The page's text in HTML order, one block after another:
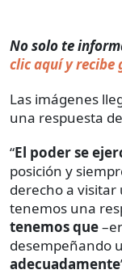
No solo te
clic aquí y
Las imágenes
una respuesta
“El poder se
posición y
derecho a visitar
tenemos una
tenemos que
desempeñando
adecuadamente